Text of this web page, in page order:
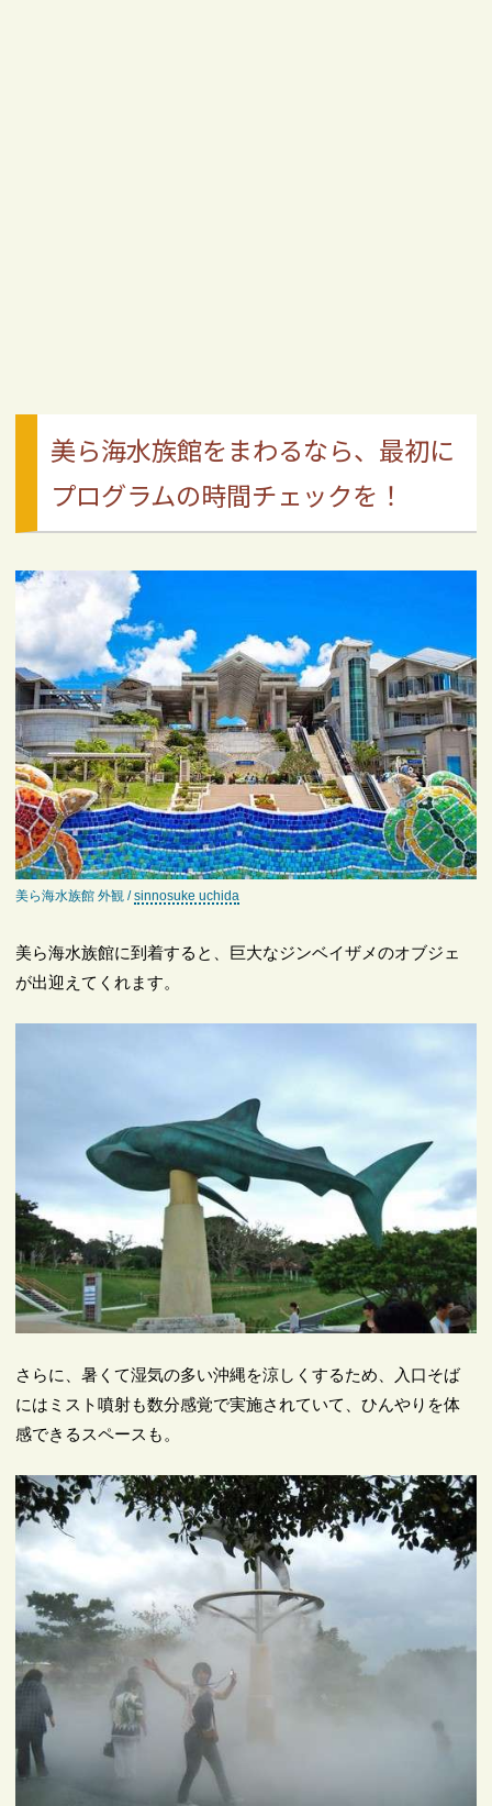
美ら海水族館をまわるなら、最初に
プログラムの時間チェックを！
美ら海水族館 外観 /sinnosuke uchida
美ら海水族館に到着すると、巨大なジンベイザメのオブジェ
が出迎えてくれます。
さらに、暑くて湿気の多い沖縄を涼しくするため、入口そば
にはミスト噴射も数分感覚で実施されていて、ひんやりを体
感できるスペースも。